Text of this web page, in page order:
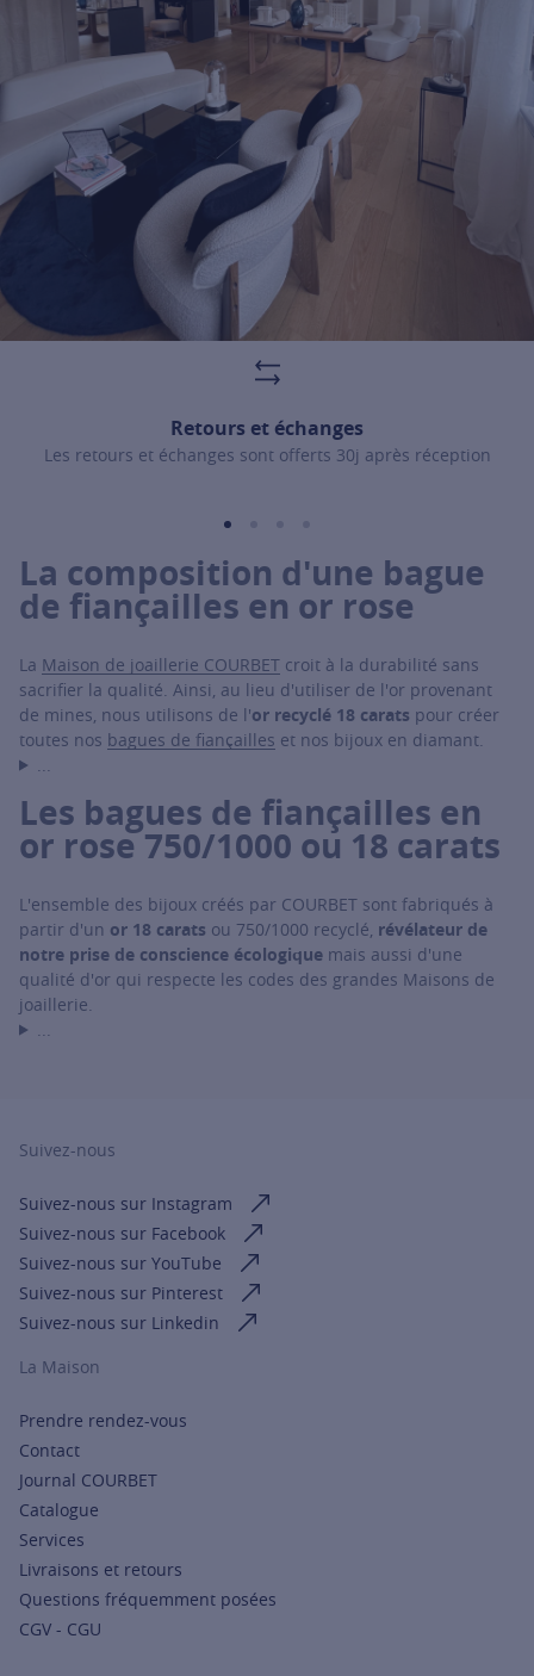
For more information about it,
Retours et échanges
Les retours et échanges sont offerts 30j après réception
La composition d'une bague
de fiançailles en or rose
La Maison de joaillerie COURBET croit à la durabilité sans
sacrifier la qualité. Ainsi, au lieu d'utiliser de l'or provenant
de mines, nous utilisons de l'or recyclé 18 carats pour créer
toutes nos bagues de fiançailles et nos bijoux en diamant.
Les bagues de fiançailles en
or rose 750/1000 ou 18 carats
L'ensemble des bijoux créés par COURBET sont fabriqués à
partir d'un or 18 carats ou 750/1000 recyclé, révélateur de
notre prise de conscience écologique mais aussi d'une
qualité d'or qui respecte les codes des grandes Maisons de
joaillerie.
Suivez-nous
Suivez-nous sur Instagram
Suivez-nous sur Facebook
Suivez-nous sur YouTube
Suivez-nous sur Pinterest
Suivez-nous sur Linkedin
La Maison
Prendre rendez-vous
Contact
Journal COURBET
Catalogue
Services
Livraisons et retours
Questions fréquemment posées
CGV - CGU